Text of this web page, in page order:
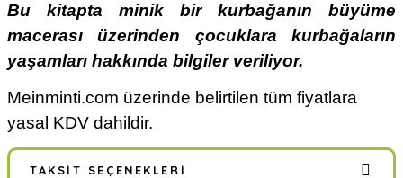
Bu kitapta minik bir kurbağanın büyüme
macerası üzerinden çocuklara kurbağaların
yaşamları hakkında bilgiler veriliyor.
Meinminti.com üzerinde belirtilen tüm fiyatlara
yasal KDV dahildir.
TAKSIT SEÇENEKLERI